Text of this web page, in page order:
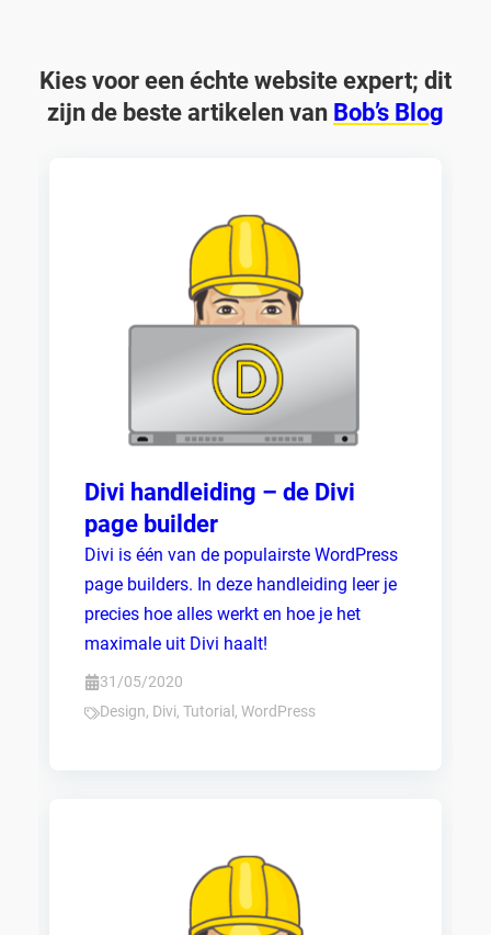
Kies voor een échte website expert; dit
zijn de beste artikelen van Bob’s Blog
Divi handleiding – de Divi
page builder
Divi is één van de populairste WordPress
page builders. In deze handleiding leer je
precies hoe alles werkt en hoe je het
maximale uit Divi haalt!
31/05/2020
Design, Divi,Tutorial ,WordPress